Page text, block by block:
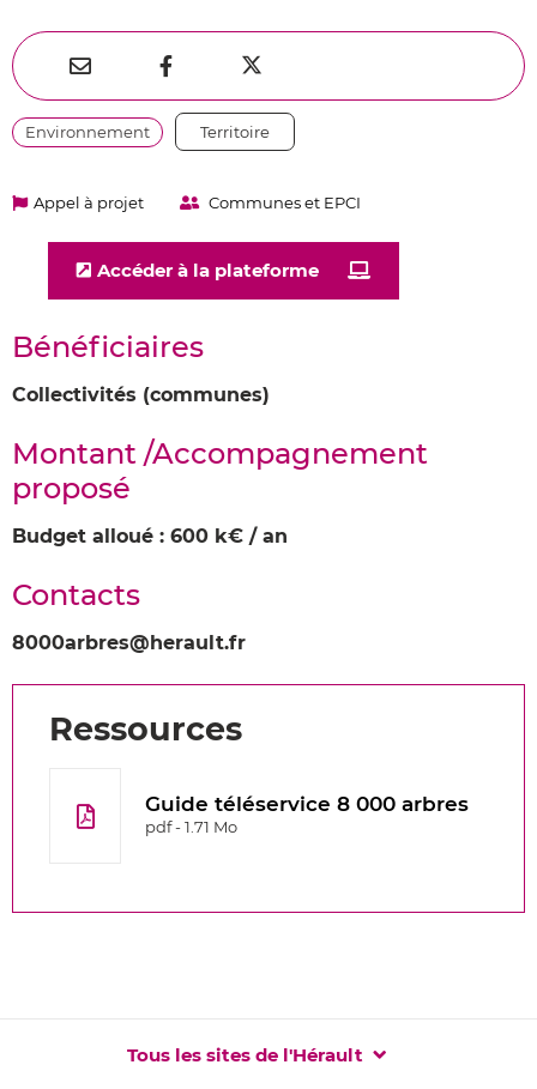
Partager
par
e-
Partager
sur
Facebook

sur
Twitter
Environnement Territoire
Appel à projet Communes et EPCI
Accéder à la plateforme
Bénéficiaires
Collectivités (communes)
Montant /Accompagnement
proposé
Budget alloué : 600 k€ / an
Contacts
8000arbres@herault.fr
Ressources
Guide téléservice 8 000 arbres
pdf - 1.71 Mo
Tous les sites de l'Hérault